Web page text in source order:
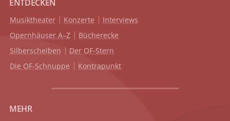
ENTDECKEN
Musiktheater Konzerte
Interviews
Opernhäuser A–Z
Bücherecke
Silberscheiben
Der OF-Stern
Die OF-Schnuppe
Kontrapunkt
MEHR